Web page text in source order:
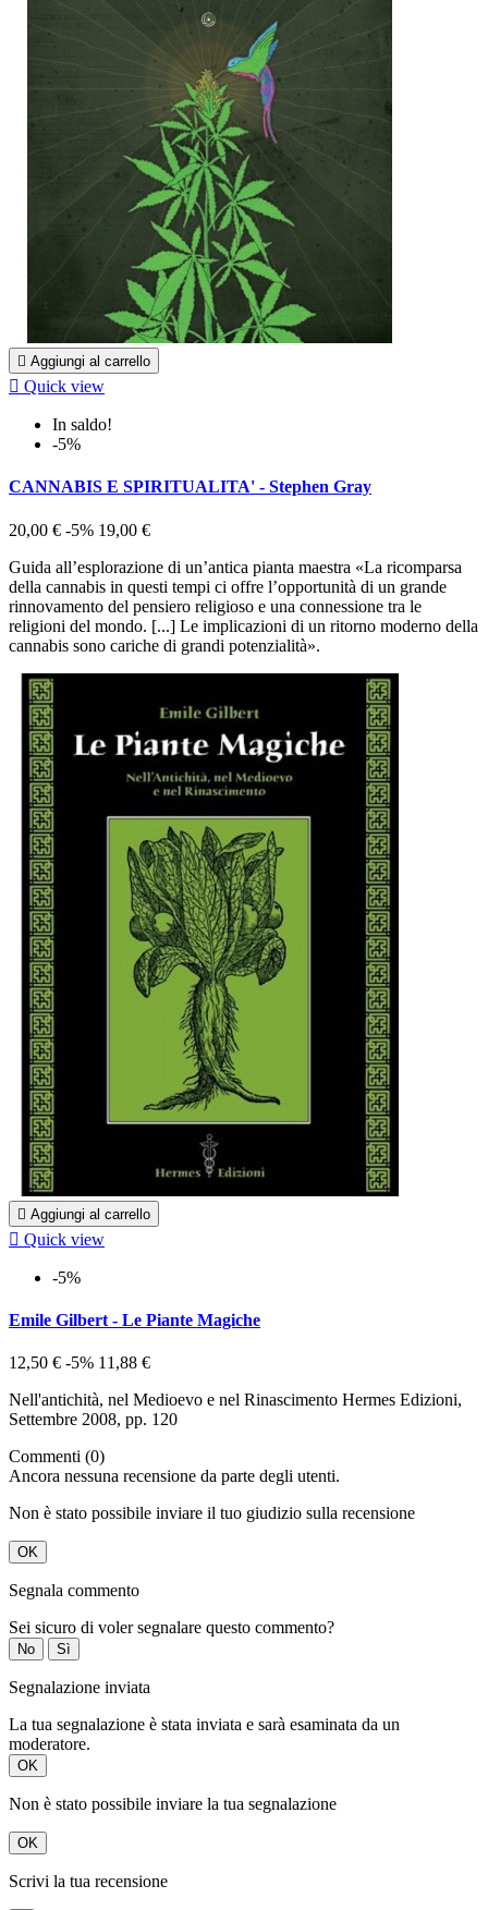
 Aggiungi al carrello
 Quick view
In saldo!
-5%
CANNABIS E SPIRITUALITA' - Stephen Gray
20,00 € -5% 19,00 €
Guida all’esplorazione di un’antica pianta maestra «La ricomparsa
della cannabis in questi tempi ci offre l’opportunità di un grande
rinnovamento del pensiero religioso e una connessione tra le
religioni del mondo. [...] Le implicazioni di un ritorno moderno della
cannabis sono cariche di grandi potenzialità».
 Aggiungi al carrello
 Quick view
-5%
Emile Gilbert - Le Piante Magiche
12,50 € -5% 11,88 €
Nell'antichità, nel Medioevo e nel Rinascimento Hermes Edizioni,
Settembre 2008, pp. 120
Commenti (0)
Ancora nessuna recensione da parte degli utenti.
Non è stato possibile inviare il tuo giudizio sulla recensione
OK
Segnala commento
Sei sicuro di voler segnalare questo commento?
No Sì
Segnalazione inviata
La tua segnalazione è stata inviata e sarà esaminata da un
moderatore.
OK
Non è stato possibile inviare la tua segnalazione
OK
Scrivi la tua recensione